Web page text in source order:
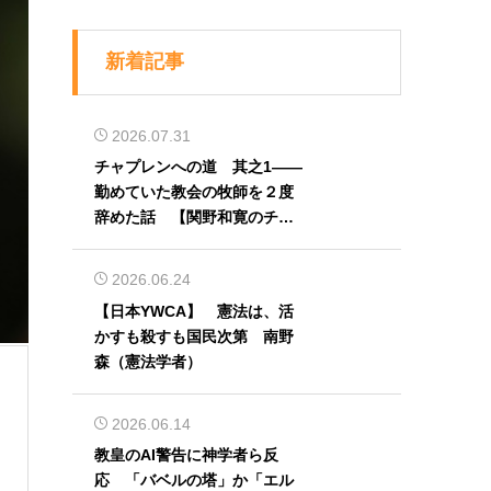
新着記事
2026.07.31
チャプレンへの道 其之1――
勤めていた教会の牧師を２度
辞めた話 【関野和寛のチャ
2026.06.24
【日本YWCA】 憲法は、活
かすも殺すも国民次第 南野
森（憲法学者）
2026.06.14
教皇のAI警告に神学者ら反
応 「バベルの塔」か「エル